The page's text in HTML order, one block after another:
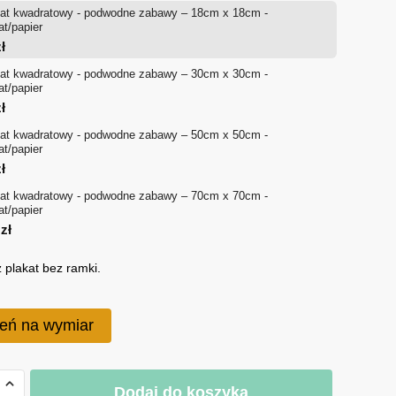
21 zł
110 zł
kwadratowy - podwodne zabawy – 18cm x 18cm -
papier
kwadratowy - podwodne zabawy – 30cm x 30cm -
papier
kwadratowy - podwodne zabawy – 50cm x 50cm -
papier
kwadratowy - podwodne zabawy – 70cm x 70cm -
papier
zł
plakat bez ramki.
na wymiar